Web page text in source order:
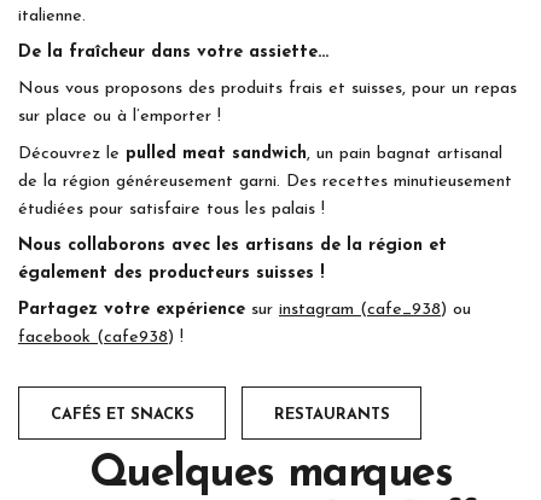
italienne.
De la fraîcheur dans votre assiette…
Nous vous proposons des produits frais et suisses, pour un repas
sur place ou à l’emporter !
Découvrez le pulled meat sandwich, un pain bagnat artisanal
de la région généreusement garni. Des recettes minutieusement
étudiées pour satisfaire tous les palais !
Nous collaborons avec les artisans de la région et
également des producteurs suisses !
Partagez votre expérience sur instagram (cafe_938) ou
facebook (cafe938) !
CAFÉS ET SNACKS RESTAURANTS
Quelques marques